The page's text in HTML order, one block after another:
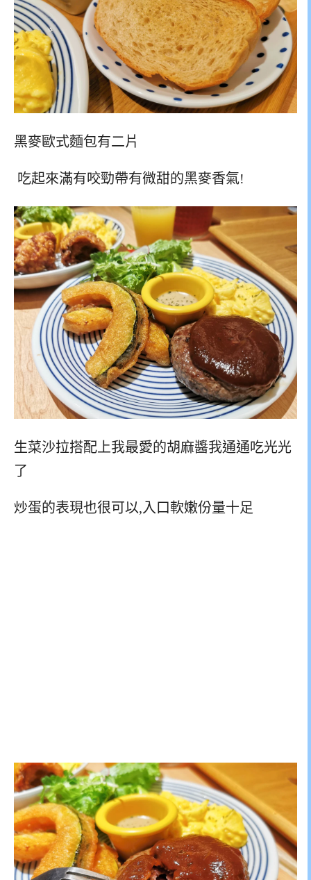
黑麥歐式麵包有二片
吃起來滿有咬勁帶有微甜的黑麥香氣!
生菜沙拉搭配上我最愛的胡麻醬我通通吃光光
了
炒蛋的表現也很可以,入口軟嫩份量十足